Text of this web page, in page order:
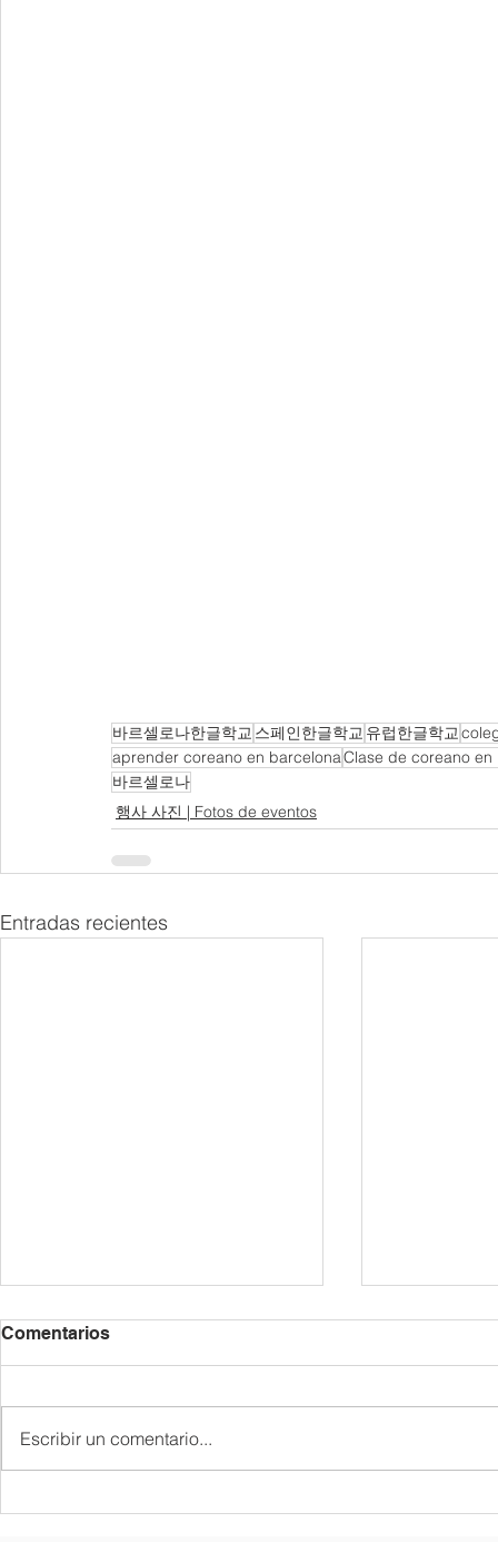
바르셀로나한글학교 스페인한글학교 유럽한글학교
aprender coreano en barcelonaClase de coreano
바르셀로나
행사 사진 | Fotos de eventos
Entradas recientes
종업식 및 졸업식
Comentarios
Escribir un comentario...